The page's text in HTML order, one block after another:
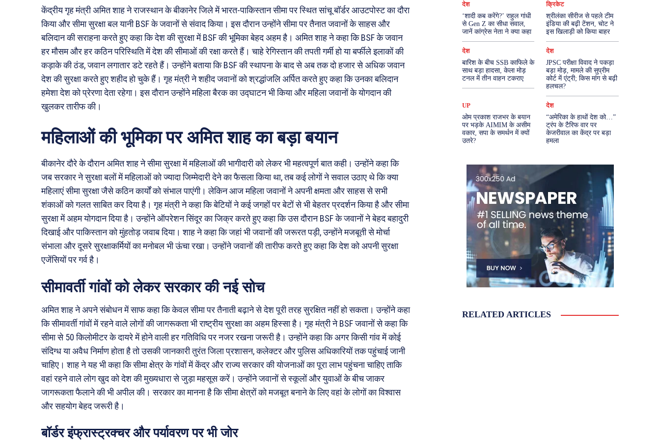
केंद्रीय गृह मंत्री अमित शाह ने राजस्थान के बीकानेर जिले में भारत-पाकिस्तान सीमा पर स्थित सांचू बॉर्डर आउटपोस्ट का दौरा
किया और सीमा सुरक्षा बल यानी BSF के जवानों से संवाद किया। इस दौरान उन्होंने सीमा पर तैनात जवानों के साहस और
बलिदान की सराहना करते हुए कहा कि देश की सुरक्षा में BSF की भूमिका बेहद अहम है। अमित शाह ने कहा कि BSF के जवान
हर मौसम और हर कठिन परिस्थिति में देश की सीमाओं की रक्षा करते हैं। चाहे रेगिस्तान की तपती गर्मी हो या बर्फीले इलाकों की
कड़ाके की ठंड, जवान लगातार डटे रहते हैं। उन्होंने बताया कि BSF की स्थापना के बाद से अब तक दो हजार से अधिक जवान
देश की सुरक्षा करते हुए शहीद हो चुके हैं। गृह मंत्री ने शहीद जवानों को श्रद्धांजलि अर्पित करते हुए कहा कि उनका बलिदान
हमेशा देश को प्रेरणा देता रहेगा। इस दौरान उन्होंने महिला बैरक का उद्घाटन भी किया और महिला जवानों के योगदान की
खुलकर तारीफ की।
महिलाओं की भूमिका पर अमित शाह का बड़ा बयान
बीकानेर दौरे के दौरान अमित शाह ने सीमा सुरक्षा में महिलाओं की भागीदारी को लेकर भी महत्वपूर्ण बात कही। उन्होंने कहा कि
जब सरकार ने सुरक्षा बलों में महिलाओं को ज्यादा जिम्मेदारी देने का फैसला किया था, तब कई लोगों ने सवाल उठाए थे कि क्या
महिलाएं सीमा सुरक्षा जैसे कठिन कार्यों को संभाल पाएंगी। लेकिन आज महिला जवानों ने अपनी क्षमता और साहस से सभी
शंकाओं को गलत साबित कर दिया है। गृह मंत्री ने कहा कि बेटियों ने कई जगहों पर बेटों से भी बेहतर प्रदर्शन किया है और सीमा
सुरक्षा में अहम योगदान दिया है। उन्होंने ऑपरेशन सिंदूर का जिक्र करते हुए कहा कि उस दौरान BSF के जवानों ने बेहद बहादुरी
दिखाई और पाकिस्तान को मुंहतोड़ जवाब दिया। शाह ने कहा कि जहां भी जवानों की जरूरत पड़ी, उन्होंने मजबूती से मोर्चा
संभाला और दूसरे सुरक्षाकर्मियों का मनोबल भी ऊंचा रखा। उन्होंने जवानों की तारीफ करते हुए कहा कि देश को अपनी सुरक्षा
एजेंसियों पर गर्व है।
सीमावर्ती गांवों को लेकर सरकार की नई सोच
अमित शाह ने अपने संबोधन में साफ कहा कि केवल सीमा पर तैनाती बढ़ाने से देश पूरी तरह सुरक्षित नहीं हो सकता। उन्होंने कहा
कि सीमावर्ती गांवों में रहने वाले लोगों की जागरूकता भी राष्ट्रीय सुरक्षा का अहम हिस्सा है। गृह मंत्री ने BSF जवानों से कहा कि
सीमा से 50 किलोमीटर के दायरे में होने वाली हर गतिविधि पर नजर रखना जरूरी है। उन्होंने कहा कि अगर किसी गांव में कोई
संदिग्ध या अवैध निर्माण होता है तो उसकी जानकारी तुरंत जिला प्रशासन, कलेक्टर और पुलिस अधिकारियों तक पहुंचाई जानी
चाहिए। शाह ने यह भी कहा कि सीमा क्षेत्र के गांवों में केंद्र और राज्य सरकार की योजनाओं का पूरा लाभ पहुंचना चाहिए ताकि
वहां रहने वाले लोग खुद को देश की मुख्यधारा से जुड़ा महसूस करें। उन्होंने जवानों से स्कूलों और युवाओं के बीच जाकर
जागरूकता फैलाने की भी अपील की। सरकार का मानना है कि सीमा क्षेत्रों को मजबूत बनाने के लिए वहां के लोगों का विश्वास
और सहयोग बेहद जरूरी है।
बॉर्डर इंफ्रास्ट्रक्चर और पर्यावरण पर भी जोर
देश
‘शादी कब करेंगे?’ राहुल गांधी
से Gen Z का सीधा सवाल,
जानें कांग्रेस नेता ने क्या कहा
क्रिकेट
श्रीलंका सीरीज से पहले टीम
इंडिया की बढ़ी टेंशन, चोट ने
इस खिलाड़ी को किया बाहर
देश
बारिश के बीच SSB काफिले के
साथ बड़ा हादसा, केला मोड़
टनल में तीन वाहन टकराए
देश
JPSC परीक्षा विवाद ने पकड़ा
बड़ा मोड़, मामले की सुप्रीम
कोर्ट में एंट्री; किस मांग से बढ़ी
हलचल?
UP
ओम प्रकाश राजभर के बयान
पर भड़के AIMIM के असीम
वकार, सपा के समर्थन में क्यों
उतरे?
देश
“अमेरिका के हाथों देश को…”
ट्रंप के टैरिफ वार पर
केजरीवाल का केंद्र पर बड़ा
हमला
RELATED ARTICLES